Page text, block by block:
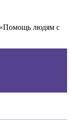
«Помощь людям с